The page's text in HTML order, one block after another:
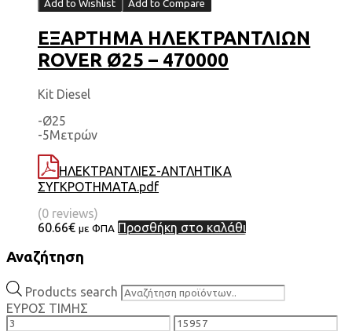
Add to Wishlist Add to Compare
ΕΞΑΡΤΗΜΑ HΛΕΚΤΡΑΝΤΛΙΩΝ
ROVER Ø25 – 470000
Kit Diesel
-Ø25
-5Μετρών
ΗΛΕΚΤΡΑΝΤΛΙΕΣ-ΑΝΤΛΗΤΙΚΑ
ΣΥΓΚΡΟΤΗΜΑΤΑ.pdf
(0 reviews)
60.66€ με ΦΠΑ Προσθήκη στο καλάθι
Αναζήτηση
Products search
ΕΥΡΟΣ ΤΙΜΗΣ